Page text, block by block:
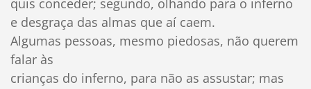
quis conceder; segundo, olhando para o inferno
e desgraça das almas que aí caem.
Algumas pessoas, mesmo piedosas, não querem
falar às
crianças do inferno, para não as assustar; mas